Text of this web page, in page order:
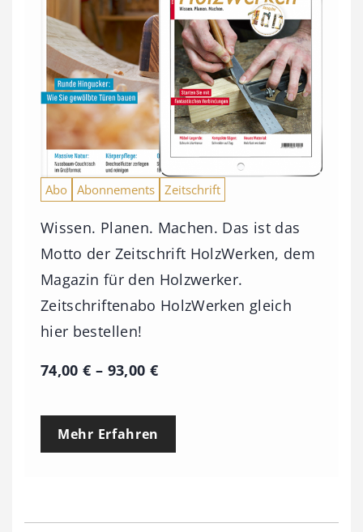
Abo Abonnements Zeitschrift
Wissen. Planen. Machen. Das ist das
Motto der Zeitschrift HolzWerken, dem
Magazin für den Holzwerker.
Zeitschriftenabo HolzWerken gleich
hier bestellen!
74,00€ – 93,00 €P
e
p
Mehr Erfahren